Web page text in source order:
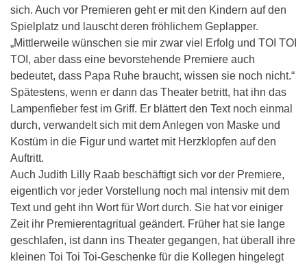
sich. Auch vor Premieren geht er mit den Kindern auf den
Spielplatz und lauscht deren fröhlichem Geplapper.
„Mittlerweile wünschen sie mir zwar viel Erfolg und TOI TOI
TOI, aber dass eine bevorstehende Premiere auch
bedeutet, dass Papa Ruhe braucht, wissen sie noch nicht.“
Spätestens, wenn er dann das Theater betritt, hat ihn das
Lampenfieber fest im Griff. Er blättert den Text noch einmal
durch, verwandelt sich mit dem Anlegen von Maske und
Kostüm in die Figur und wartet mit Herzklopfen auf den
Auftritt.
Auch Judith Lilly Raab beschäftigt sich vor der Premiere,
eigentlich vor jeder Vorstellung noch mal intensiv mit dem
Text und geht ihn Wort für Wort durch. Sie hat vor einiger
Zeit ihr Premierentagritual geändert. Früher hat sie lange
geschlafen, ist dann ins Theater gegangen, hat überall ihre
kleinen Toi Toi Toi-Geschenke für die Kollegen hingelegt